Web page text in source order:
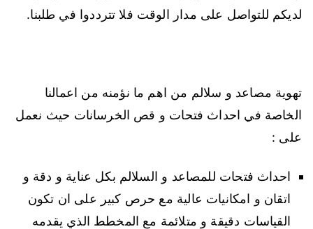
لديكم للتواصل على مدار الوقت فلا تترددوا في طلبنا.
تهوية مصاعد و سلالم من اهم ما نؤمنه من اعمالنا
الخاصة في احداث فتحات و قص الخرسانات حيث نعمل
على :
احداث فتحات للمصاعد و السلالم بكل عناية و دقة و
اتقان و امكانيات عالية مع حرص كبير على ان تكون
القياسات دقيقة و متلائمة مع المخطط الذي يقدمه